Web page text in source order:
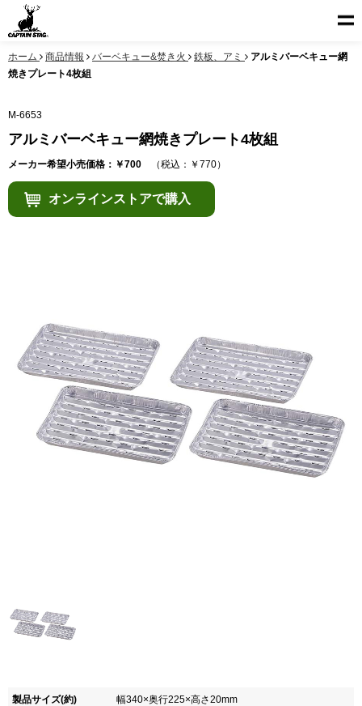
ホーム 商品情報 バーベキュー&焚き火 鉄板、アミ
アルミバーベキュー網
焼きプレート4枚組
M-6653
アルミバーベキュー網焼きプレート4枚組
メーカー希望小売価格：￥700 （税込：￥770）
オンラインストアで購入
製品サイズ(約) 幅340×奥行225×高さ20mm